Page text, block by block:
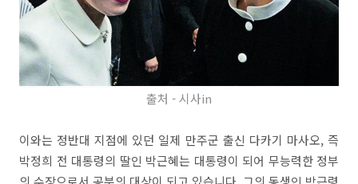
출처 - 시사in
이와는 정반대 지점에 있던 일제 만주군 출신 다카기 마사오, 즉
박정희 전 대통령의 딸인 박근혜는 대통령이 되어 무능력한 정부